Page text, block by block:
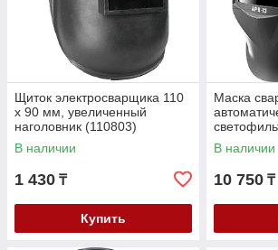
Щиток электросварщика 110
х 90 мм, увеличенный
наголовник (110803)
В наличии
1 430 ₸
Купить
Маска
В наличии
10 750 ₸